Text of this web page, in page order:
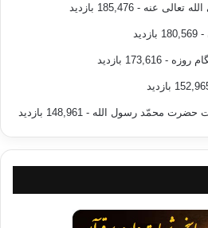
تعالی عنه - 185,476 بازدید
- 180,569 بازدید
روزه - 173,616 بازدید
حضرت محمّد رسول الله - 148,961 بازدید